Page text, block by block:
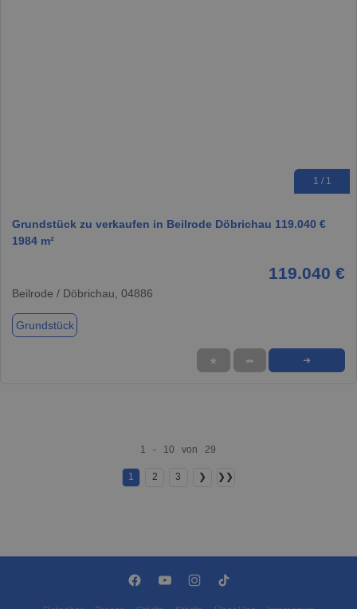
1 / 1
Grundstück zu verkaufen in Beilrode Döbrichau 119.040 €
1984 m²
119.040 €
Beilrode / Döbrichau, 04886
Grundstück
★ ➦ ➜
1 - 10 von 29
1 2 3 ❯ ❯❯